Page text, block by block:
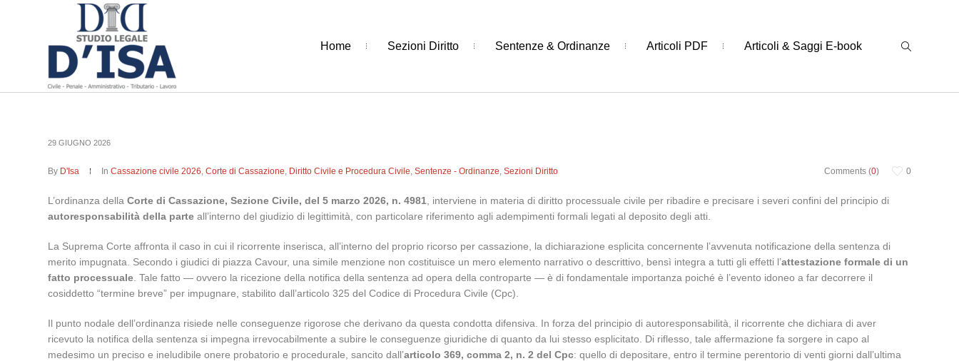
Home Sezioni Diritto Sentenze & Ordinanze Articoli PDF Articoli & Saggi E-book
29 GIUGNO 2026
Comments (0) 0
By D'Isa InCassazione civile 2026,Corte di Cassazione, Diritto Civile e Procedura Civile,Sentenze - Ordinanze,Sezioni Diritto
L’ordinanza dellaCorte di Cassazione, Sezione Civile, del 5 marzo 2026, n. 4981 , interviene in materia di diritto processuale civile per ribadire e precisare i severi confini del principio di
autoresponsabilità della parte all’interno del giudizio di legittimità, con particolare riferimento agli adempimenti formali legati al deposito degli atti.
La Suprema Corte affronta il caso in cui il ricorrente inserisca, all’interno del proprio ricorso per cassazione, la dichiarazione esplicita concernente l’avvenuta notificazione della sentenza di
merito impugnata. Secondo i giudici di piazza Cavour, una simile menzione non costituisce un mero elemento narrativo o descrittivo, bensì integra a tutti gli effetti l’attestazione formale di un
fatto processuale . Tale fatto — ovvero la ricezione della notifica della sentenza ad opera della controparte — è di fondamentale importanza poiché è l’evento idoneo a far decorrere il
cosiddetto “termine breve” per impugnare, stabilito dall’articolo 325 del Codice di Procedura Civile (Cpc).
Il punto nodale dell’ordinanza risiede nelle conseguenze rigorose che derivano da questa condotta difensiva. In forza del principio di autoresponsabilità, il ricorrente che dichiara di aver
ricevuto la notifica della sentenza si impegna irrevocabilmente a subire le conseguenze giuridiche di quanto da lui stesso esplicitato. Di riflesso, tale affermazione fa sorgere in capo al
medesimo un preciso e ineludibile onere probatorio e procedurale, sancito dall’articolo 369, comma 2, n. 2 del Cpc: quello di depositare, entro il termine perentorio di venti giorni dall’ultima